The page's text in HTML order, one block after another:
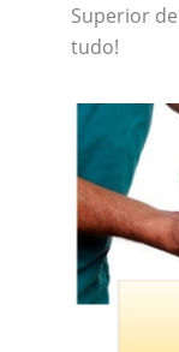
Superior
tudo!